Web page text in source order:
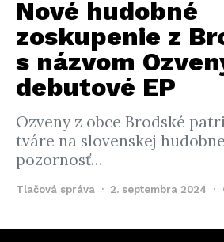
Nové hudobné
zoskupenie z
s názvom
debutové EP
Ozveny z obce Brodské
tváre na slovenskej
pozornosť…
Tlačová správa 2. septembra 2024